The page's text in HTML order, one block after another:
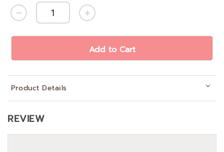
Add to Cart
Product Details
REVIEW